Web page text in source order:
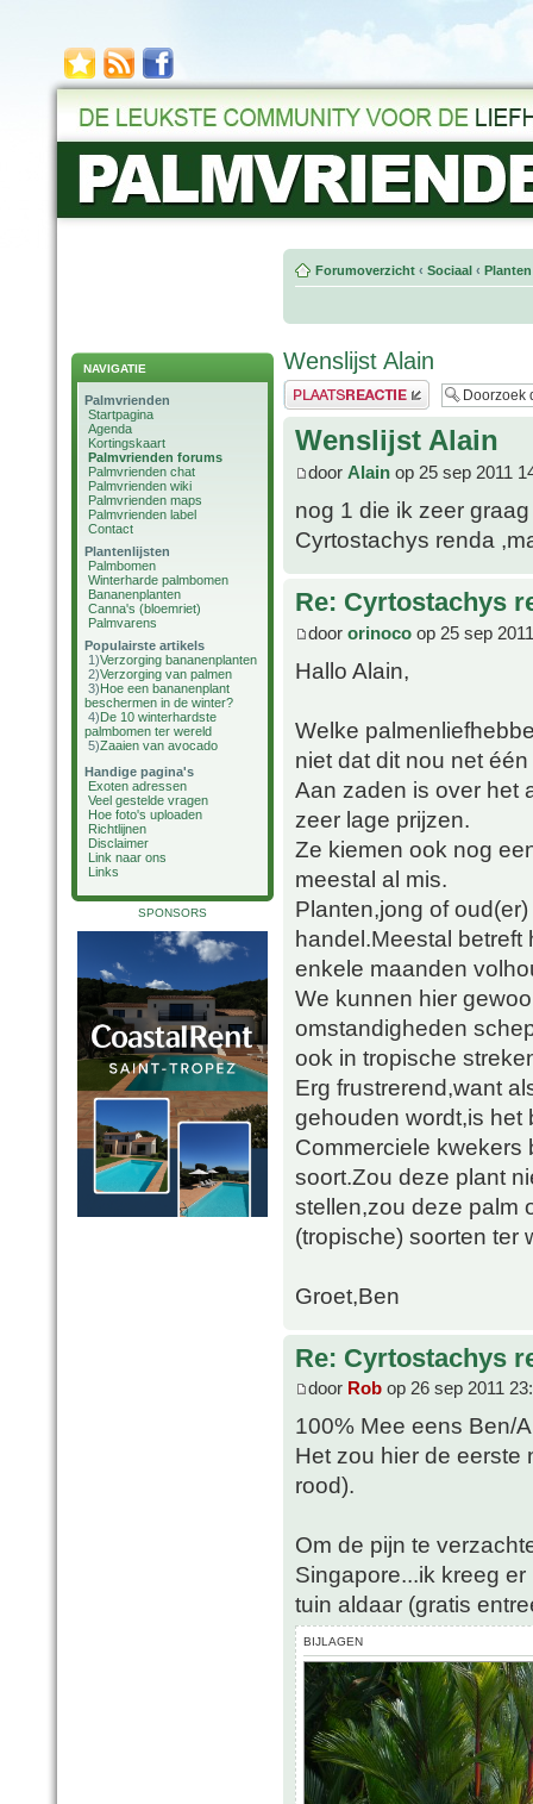
NAVIGATIE
Palmvrienden
Startpagina
Agenda
Kortingskaart
Palmvrienden forums
Palmvrienden chat
Palmvrienden wiki
Palmvrienden maps
Palmvrienden label
Contact
Plantenlijsten
Palmbomen
Winterharde palmbomen
Bananenplanten
Canna's (bloemriet)
Palmvarens
Populairste artikels
1)Verzorging bananenplanten
2)Verzorging van palmen
3)Hoe een bananenplant
beschermen in de winter?
4)De 10 winterhardste
palmbomen ter wereld
5)Zaaien van avocado
Handige pagina's
Exoten adressen
Veel gestelde vragen
Hoe foto's uploaden
Richtlijnen
Disclaimer
Link naar ons
Links
SPONSORS
Forumoverzicht ‹ Sociaal ‹
Wenslijst Alain
Plaats een reactie
Wenslijst Alain
door Alain op 25 sep 2011
nog 1 die ik zeer
Cyrtostachys renda
Re: Cyrtostachys
door orinoco op 25 sep
Hallo Alain,
Welke
niet dat dit nou net
Aan zaden is over het
zeer lage prijzen.
Ze kiemen ook nog
meestal al mis.
Planten,jong of
handel.Meestal
enkele maanden
We kunnen hier
omstandigheden
ook in tropische
Erg frustrerend,want
gehouden wordt,is het
Commerciele
soort.Zou deze plant
stellen,zou deze palm
(tropische) soorten ter
Groet,Ben
Re: Cyrtostachys
door Rob op 26 sep 2011
100% Mee eens Ben/
Het zou hier de eerste
rood).
Om de pijn te
Singapore...ik kreeg
tuin aldaar (gratis
BIJLAGEN